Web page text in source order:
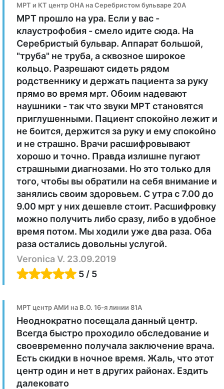
МРТ и КТ центр ОНА на Серебристом бульваре 20А
МРТ прошло на ура. Если у вас -
клаустрофобия - смело идите сюда. На
Серебристый бульвар. Аппарат большой,
"труба" не труба, а сквозное широкое
кольцо. Разрешают сидеть рядом
родственнику и держать пациента за руку
прямо во время мрт. Обоим надевают
наушники - так что звуки МРТ становятся
приглушенными. Пациент спокойно лежит и
не боится, держится за руку и ему спокойно
и не страшно. Врачи расшифровывают
хорошо и точно. Правда излишне пугают
страшными диагнозами. Но это только для
того, чтобы вы обратили на себя внимание и
занялись своим здоровьем. С утра с 7.00 до
9.00 мрт у них дешевле стоит. Расшифровку
можно получить либо сразу, либо в удобное
время потом. Мы ходили уже два раза. Оба
раза остались довольны услугой.
Veronica V. 23.09.2019
5 / 5
МРТ центр АМИ на В.О. 16-я линии 81А
Неоднократно посещала данный центр.
Всегда быстро проходило обследование и
своевременно получала заключение врача.
Есть скидки в ночное время. Жаль, что этот
центр один и нет в других районах. Ездить
далековато